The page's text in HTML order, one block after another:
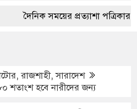
সাতক্ষীরার শ্যামনগরে দুই
পাংশা সরকারী কলেজে
দৈনিক সময়ের প্রত্যাশা পত্রিকার
Hotline- +880 9617 179084
,রাজশাহী,সারাদেশ
শতাংশ হবে নারীদের জন্য